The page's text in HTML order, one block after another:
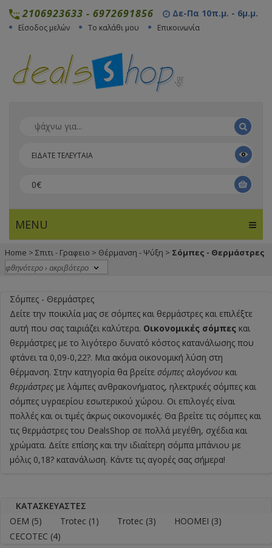
2106923633 - 6972691856 Δε-Πα 10π.μ. - 6μ.μ.
Είσοδος μελών Το καλάθι μου Επικοινωνία
ΕΙΔΑΤΕ ΤΕΛΕΥΤΑΙΑ
0€
MENU
Home > Σπιτι - Γραφειο > Θέρμανση - Ψύξη > Σόμπες - Θερμάστρες
Σόμπες - Θερμάστρες
Δείτε την ποικιλία μας σε σόμπες και θερμάστρες και επιλέξτε
αυτή που σας ταιριάζει καλύτερα. Οικονομικές σόμπες και
θερμάστρες με το λιγότερο δυνατό κόστος κατανάλωσης που
φτάνει τα 0,09-0,22?. Μια ακόμα οικονομική λύση στη
θέρμανση. Στην κατηγορία θα βρείτε σόμπες αλογόνου και
θερμάστρεςμε λάμπες ανθρακονήματος, ηλεκτρικές σόμπες και
σόμπες υγραερίου εσωτερικού χώρου. Οι επιλογές είναι
πολλές και οι τιμές άκρως οικονομικές. Θα βρείτε τις σόμπες και
τις θερμάστρες του DealsShop σε πολλά μεγέθη, σχέδια και
χρώματα. Δείτε επίσης και την ιδιαίτερη σόμπα μπάνιου με
μόλις 0,18? κατανάλωση. Κάντε τις αγορές σας σήμερα!
ΚΑΤΑΣΚΕΥΑΣΤΈΣ
OEM (5) Trotec (1) Trotec (3) HOOMEI (3)
CECOTEC (4)